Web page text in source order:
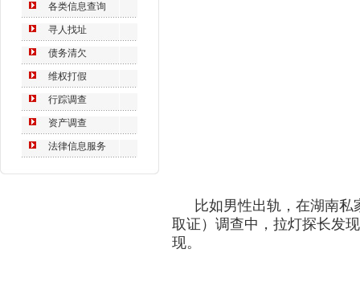
各类信息查询
寻人找址
债务清欠
维权打假
行踪调查
资产调查
法律信息服务
比如男性出轨 ，在湖南私
取证）调查中， 拉灯探长发
现。